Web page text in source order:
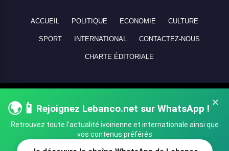
×
🌍📱 Rejoignez Lebanco.net sur WhatsApp !
Retrouvez toute l'actualité ivoirienne et internationale ainsi que
vos contenus préférés
ACCUEIL POLITIQUE ECONOMIE CULTURE
SPORT INTERNATIONAL CONTACTEZ-NOUS
CHARTE ÉDITORIALE
réservés - All rights reserved.